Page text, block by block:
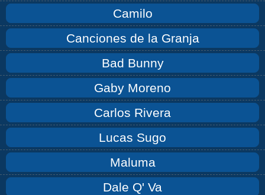
Camilo
Canciones de la Granja
Bad Bunny
Gaby Moreno
Carlos Rivera
Lucas Sugo
Maluma
Dale Q' Va